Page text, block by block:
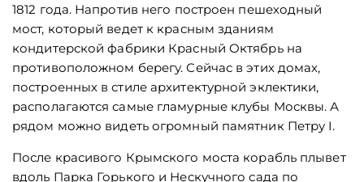
1812 года. Напротив него построен пешеходный
мост, который ведет к красным зданиям
кондитерской фабрики Красный Октябрь на
противоположном берегу. Сейчас в этих домах,
построенных в стиле архитектурной эклектики,
располагаются самые гламурные клубы Москвы. А
рядом можно видеть огромный памятник Петру I.
После красивого Крымского моста корабль плывет
вдоль Парка Горького и Нескучного сада по